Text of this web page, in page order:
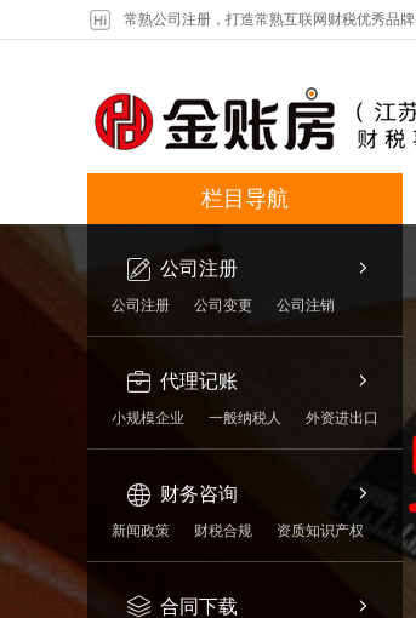
常熟公司注册，打造常熟互联网财税优秀品牌
栏目导航
公司注册
公司注册 公司变更 公司注销
代理记账
小规模企业 一般纳税人 外资进出口
财务咨询
新闻政策 财税合规 资质知识产权
合同下载